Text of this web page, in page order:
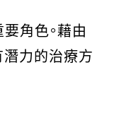
角色。藉由
力的治療方